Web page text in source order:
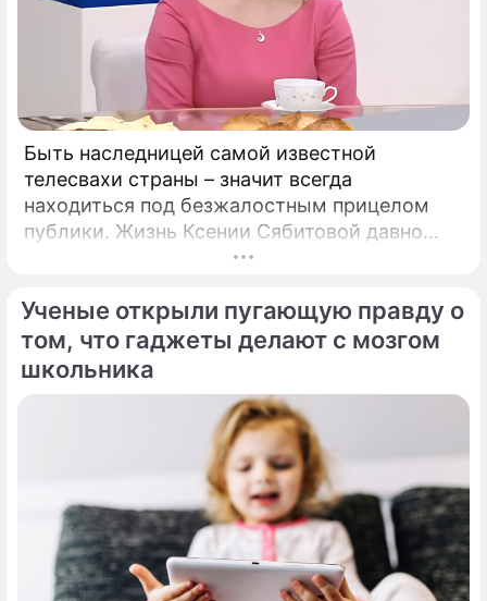
Быть наследницей самой известной
телесвахи страны – значит всегда
находиться под безжалостным прицелом
публики. Жизнь Ксении Сябитовой давно
рассматривают под мощной лупой.
Ученые открыли пугающую правду о
том, что гаджеты делают с мозгом
школьника